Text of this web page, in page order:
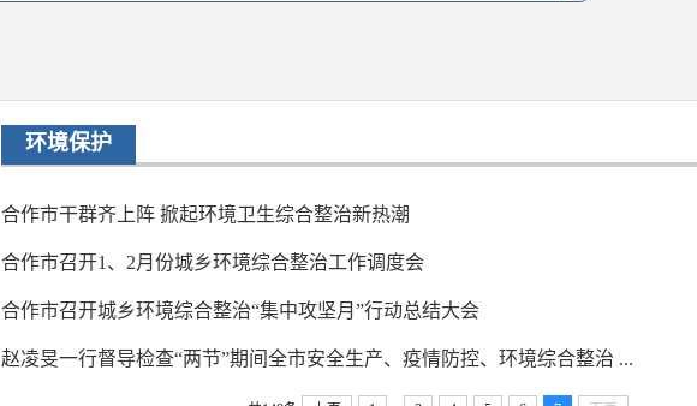
环境保护
合作市干群齐上阵 掀起环境卫生综合整治新热潮
合作市召开1、2月份城乡环境综合整治工作调度会
合作市召开城乡环境综合整治“集中攻坚月”行动总结大会
赵凌旻一行督导检查“两节”期间全市安全生产、疫情防控、环境综合整治 ...